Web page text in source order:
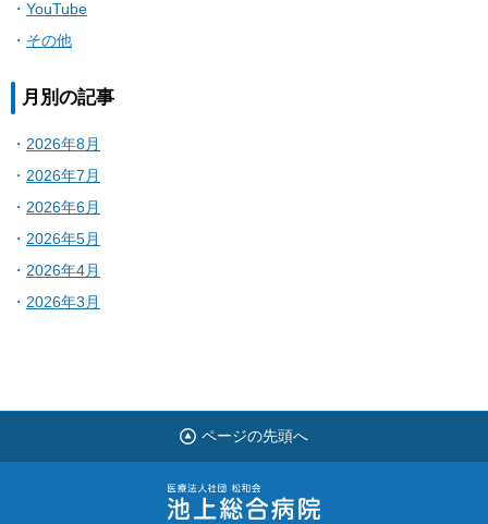
YouTube
その他
月別の記事
2026年8月
2026年7月
2026年6月
2026年5月
2026年4月
2026年3月
ページの先頭へ